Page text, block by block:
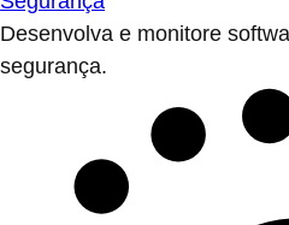
Desenvolva e monitore
segurança.